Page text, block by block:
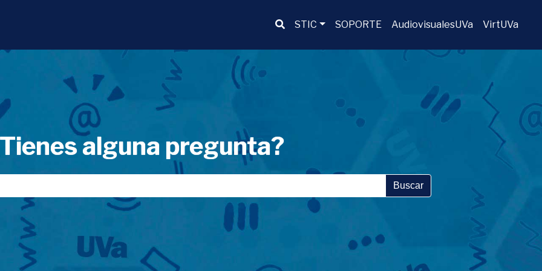
Buscador
STIC SOPORTE AudiovisualesUVa VirtUVa
alguna pregunta?
Buscar